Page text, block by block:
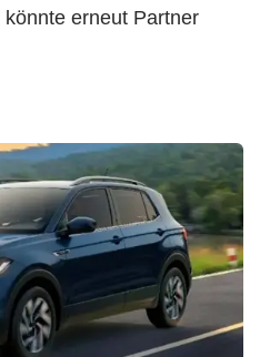
erneut Partner